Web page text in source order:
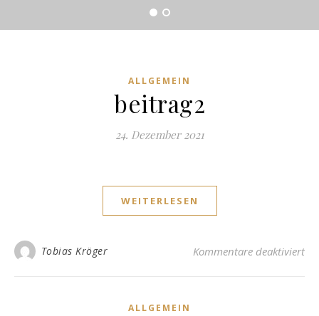
ALLGEMEIN
beitrag2
24. Dezember 2021
WEITERLESEN
Tobias Kröger Kommentare deaktiviert
ALLGEMEIN